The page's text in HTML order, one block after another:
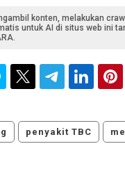
konten, melakukan
untuk AI di situs web ini
penyakit TBC